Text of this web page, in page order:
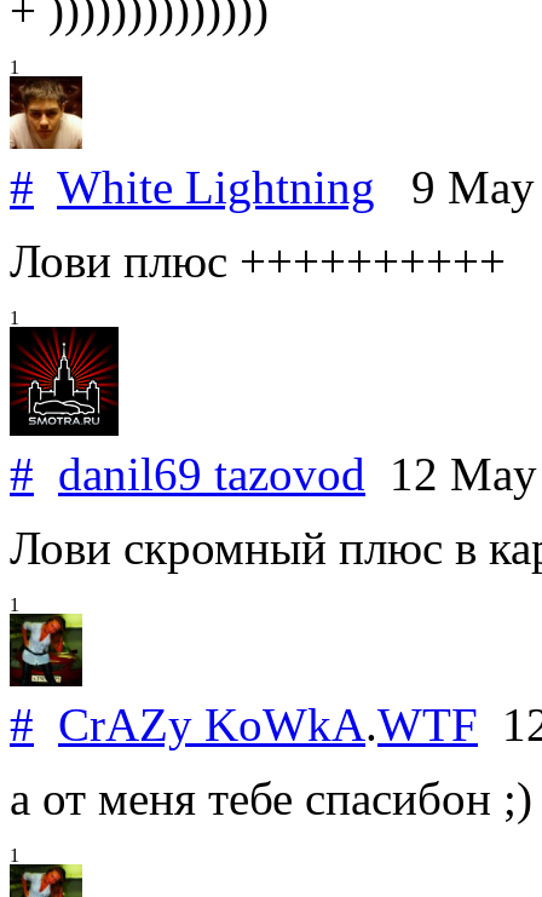
+ ))))))))))))))
1
# White Lightning 9
Лови плюс ++++++++++
1
# danil69 tazovod 12
Лови скромный плюс в
1
# CrAZy KoWkA.WTF
а от меня тебе спасибон ;)
1